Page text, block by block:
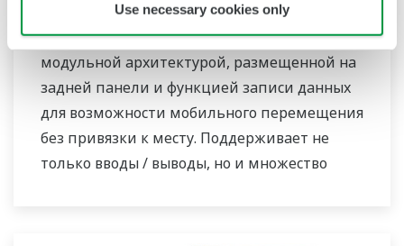
Use necessary cookies only
SMARTDAC + TM GP10 / GP20 – это
портативный безбумажный регистратор с
модульной архитектурой, размещенной на
задней панели и функцией записи данных
для возможности мобильного перемещения
без привязки к месту. Поддерживает не
только вводы / выводы, но и множество